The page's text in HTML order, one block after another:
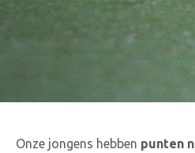
Onze jongens hebben punten